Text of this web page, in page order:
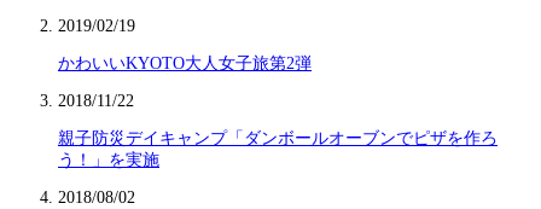
2019/02/19
かわいいKYOTO大人女子旅第2弾
2018/11/22
親子防災デイキャンプ「ダンボールオーブンでピザを作ろ
う！」を実施
2018/08/02